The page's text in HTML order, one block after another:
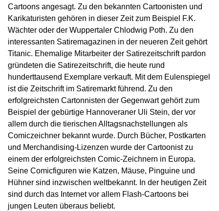
Cartoons angesagt. Zu den bekannten Cartoonisten und
Karikaturisten gehören in dieser Zeit zum Beispiel F.K.
Wächter oder der Wuppertaler Chlodwig Poth. Zu den
interessanten Satiremagazinen in der neueren Zeit gehört
Titanic. Ehemalige Mitarbeiter der Satirezeitschrift pardon
gründeten die Satirezeitschrift, die heute rund
hunderttausend Exemplare verkauft. Mit dem Eulenspiegel
ist die Zeitschrift im Satiremarkt führend. Zu den
erfolgreichsten Cartonnisten der Gegenwart gehört zum
Beispiel der gebürtige Hannoveraner Uli Stein, der vor
allem durch die tierischen Alltagsnachstellungen als
Comiczeichner bekannt wurde. Durch Bücher, Postkarten
und Merchandising-Lizenzen wurde der Cartoonist zu
einem der erfolgreichsten Comic-Zeichnern in Europa.
Seine Comicfiguren wie Katzen, Mäuse, Pinguine und
Hühner sind inzwischen weltbekannt. In der heutigen Zeit
sind durch das Internet vor allem Flash-Cartoons bei
jungen Leuten überaus beliebt.